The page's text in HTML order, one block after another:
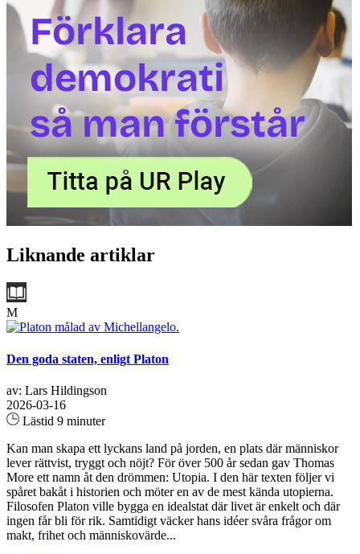
Liknande artiklar
M
Den goda staten, enligt Platon
av: Lars Hildingson
2026-03-16
Lästid 9 minuter
Kan man skapa ett lyckans land på jorden, en plats där människor
lever rättvist, tryggt och nöjt? För över 500 år sedan gav Thomas
More ett namn åt den drömmen: Utopia. I den här texten följer vi
spåret bakåt i historien och möter en av de mest kända utopierna.
Filosofen Platon ville bygga en idealstat där livet är enkelt och där
ingen får bli för rik. Samtidigt väcker hans idéer svåra frågor om
makt, frihet och människovärde...